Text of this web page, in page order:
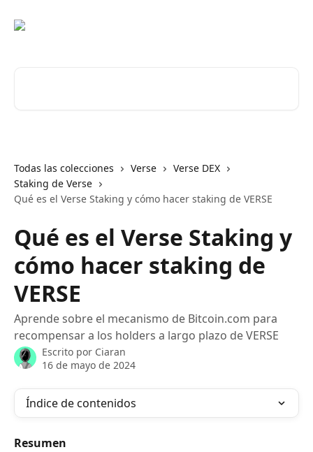
Todas las colecciones Verse
Verse DEX
Staking de Verse
Qué es el Verse Staking y cómo hacer staking de VERSE
Qué es el Verse Staking y
cómo hacer staking de
VERSE
Aprende sobre el mecanismo de Bitcoin.com para
recompensar a los holders a largo plazo de VERSE
Escrito por Ciaran
16 de mayo de 2024
Índice de contenidos
Resumen